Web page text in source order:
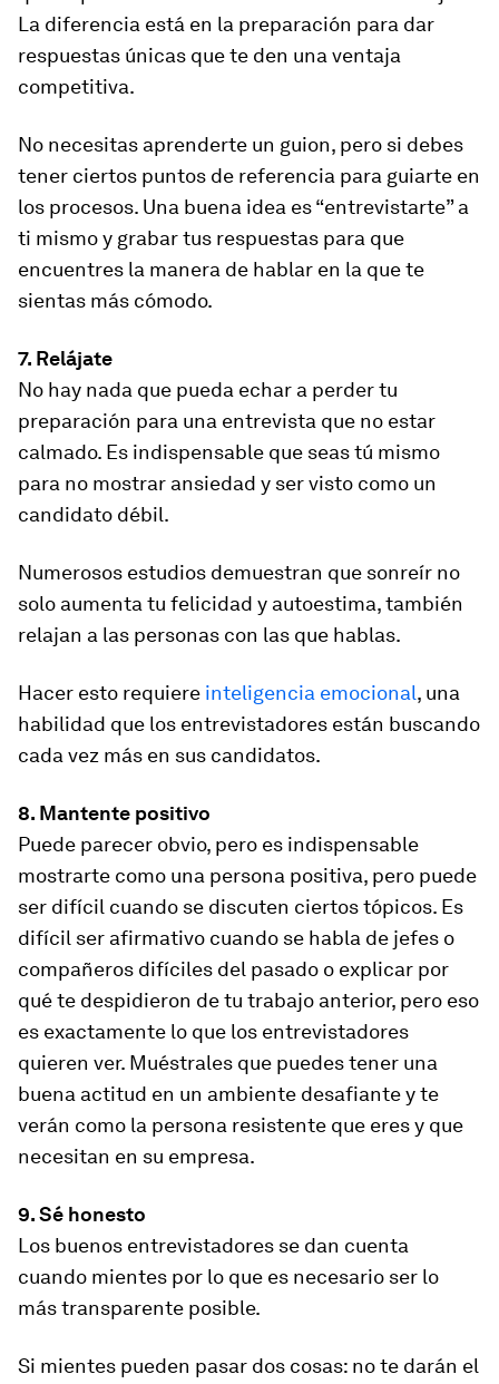
La diferencia está en la preparación para dar
respuestas únicas que te den una ventaja
competitiva.
No necesitas aprenderte un guion, pero si debes
tener ciertos puntos de referencia para guiarte en
los procesos. Una buena idea es “entrevistarte” a
ti mismo y grabar tus respuestas para que
encuentres la manera de hablar en la que te
sientas más cómodo.
7. Relájate
No hay nada que pueda echar a perder tu
preparación para una entrevista que no estar
calmado. Es indispensable que seas tú mismo
para no mostrar ansiedad y ser visto como un
candidato débil.
Numerosos estudios demuestran que sonreír no
solo aumenta tu felicidad y autoestima, también
relajan a las personas con las que hablas.
Hacer esto requiere inteligencia emocional, una
habilidad que los entrevistadores están buscando
cada vez más en sus candidatos.
8. Mantente positivo
Puede parecer obvio, pero es indispensable
mostrarte como una persona positiva, pero puede
ser difícil cuando se discuten ciertos tópicos. Es
difícil ser afirmativo cuando se habla de jefes o
compañeros difíciles del pasado o explicar por
qué te despidieron de tu trabajo anterior, pero eso
es exactamente lo que los entrevistadores
quieren ver. Muéstrales que puedes tener una
buena actitud en un ambiente desafiante y te
verán como la persona resistente que eres y que
necesitan en su empresa.
9. Sé honesto
Los buenos entrevistadores se dan cuenta
cuando mientes por lo que es necesario ser lo
más transparente posible.
Si mientes pueden pasar dos cosas: no te darán el